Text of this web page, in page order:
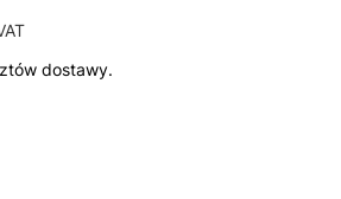
dostawy.